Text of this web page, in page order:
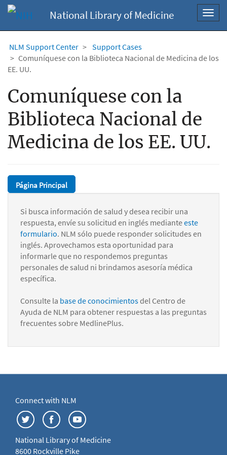
National Library of Medicine
NLM Support Center
Support Cases
Comuníquese con la Biblioteca Nacional de Medicina de los
EE. UU.
Comuníquese con la
Biblioteca Nacional de
Medicina de los EE. UU.
Página Principal
Si busca información de salud y desea recibir una
respuesta, envíe su solicitud en inglés medianteeste
formulario. NLM sólo puede responder solicitudes en
inglés. Aprovechamos esta oportunidad para
informarle que no respondemos preguntas
personales de salud ni brindamos asesoría médica
específica.
Consulte la base de conocimientosdel Centro de
Ayuda de NLM para obtener respuestas a las preguntas
frecuentes sobre MedlinePlus.
Connect with NLM
National Library of Medicine
8600 Rockville Pike